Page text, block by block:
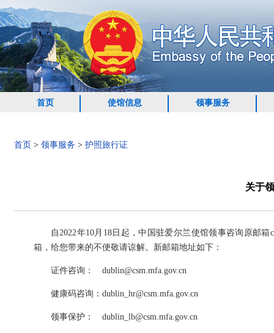
首页 使馆信息 领事服务
首页 > 领事服务 > 护照旅行证
关于
自2022年10月18日起，中国驻爱尔兰使馆领事咨询原邮
箱，给您带来的不便敬请谅解。新邮箱地址如下：
证件咨询： dublin@csm.mfa.gov.cn
健康码咨询：dublin_hr@csm.mfa.gov.cn
领事保护： dublin_lb@csm.mfa.gov.cn